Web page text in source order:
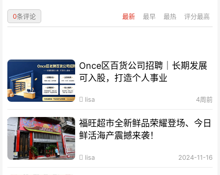
最新 最早 最热 评分最高
0条评论
Once区百货公司招聘｜长期发展
可入股，打造个人事业
lisa 4周前
福旺超市全新鲜品荣耀登场、今日
鲜活海产震撼来袭！
lisa 2024-11-16